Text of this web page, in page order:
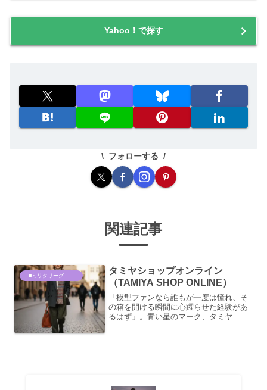
Yahoo！で探す
フォローする
関連記事
■ミリタリーグッズ
タミヤショップオンライン
（TAMIYA SHOP ONLINE）
「模型ファンなら誰もが一度は憧れ、そ
の箱を開ける瞬間に心躍らせた経験があ
るはず」。青い星のマーク、タミヤ